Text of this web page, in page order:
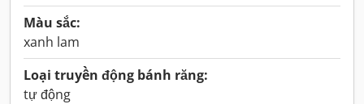
Màu sắc:
xanh lam
Loại truyền động bánh răng:
tự động